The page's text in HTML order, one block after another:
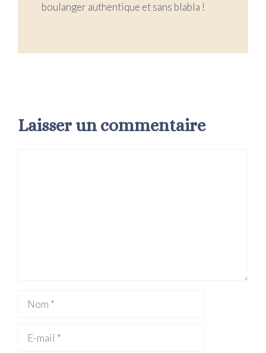
boulanger authentique et sans blabla !
Laisser un commentaire
mail